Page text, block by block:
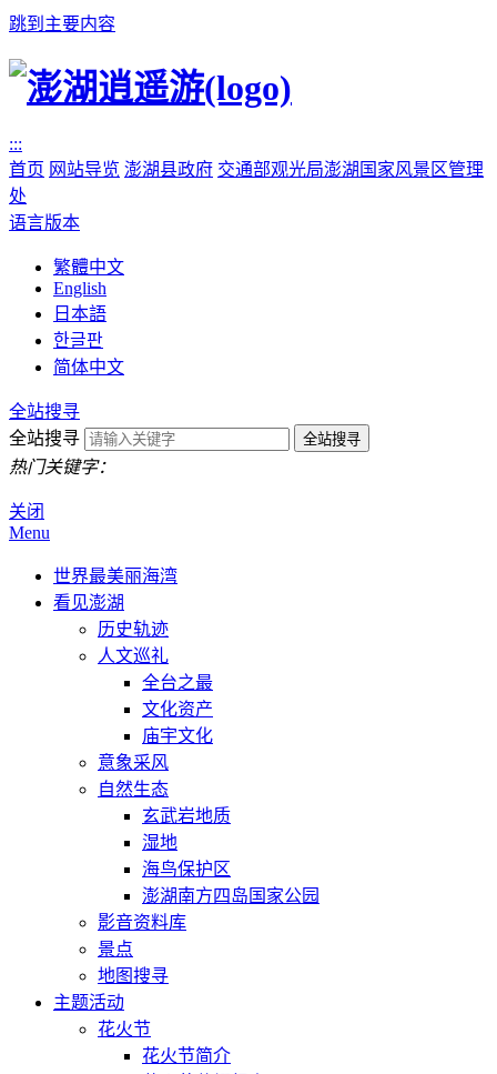
跳到主要内容
:::
首页 网站导览 澎湖县政府 交通部观光局澎湖国家风景区管理
处
语言版本
繁體中文
English
日本語
한글판
简体中文
全站搜寻
全站搜寻
热门关键字：
关闭
Menu
世界最美丽海湾
看见澎湖
历史轨迹
人文巡礼
全台之最
文化资产
庙宇文化
意象采风
自然生态
玄武岩地质
湿地
海鸟保护区
澎湖南方四岛国家公园
影音资料库
景点
地图搜寻
主题活动
花火节
花火节简介